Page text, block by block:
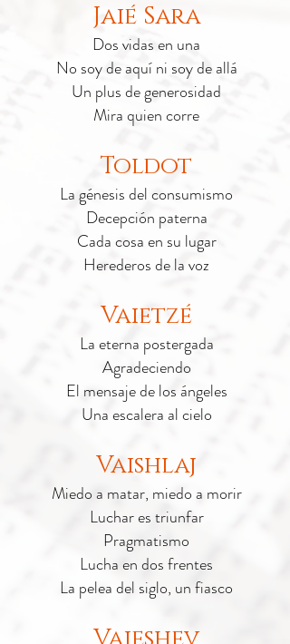
Jaié Sara
Dos vidas en una
No soy de aquí ni soy de allá
Un plus de generosidad
Mira quien corre
Toldot
La génesis del consumismo
Decepción paterna
Cada cosa en su lugar
Herederos de la voz
Vaietzé
La eterna postergada
Agradeciendo
El mensaje de los ángeles
Una escalera al cielo
Vaishlaj
Miedo a matar, miedo a morir
Luchar es triunfar
Pragmatismo
Lucha en dos frentes
La pelea del siglo, un fiasco